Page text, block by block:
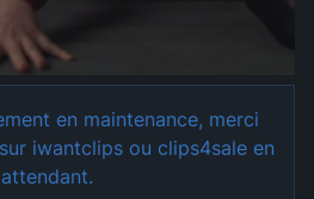
en maintenance, merci
iwantclips ou clips4sale en
attendant.